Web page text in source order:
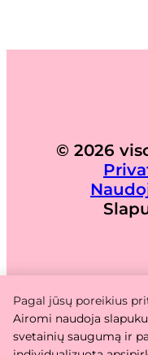
© 2026
Pagal jūsų poreikius
Airomi naudoja
svetainių saugumą ir